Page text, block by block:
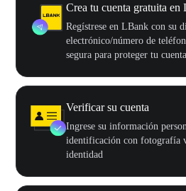
Crea tu cuenta gratuita en
Regístrese en LBank con su
electrónico/número de
segura para proteger tu cuenta
Verificar su cuenta
Ingrese su información
identificación con fotografía
identidad